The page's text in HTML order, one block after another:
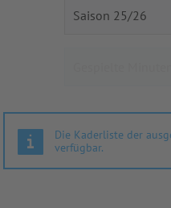
Die Kaderliste der
verfügbar.